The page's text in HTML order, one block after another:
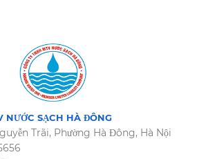
NƯỚC SẠCH HÀ ĐÔNG
Trãi, Phường Hà Đông, Hà Nội